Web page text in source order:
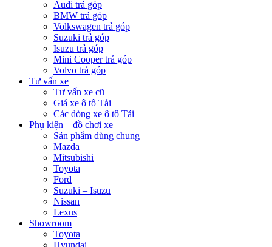
Audi trả góp
BMW trả góp
Volkswagen trả góp
Suzuki trả góp
Isuzu trả góp
Mini Cooper trả góp
Volvo trả góp
Tư vấn xe
Tư vấn xe cũ
Giá xe ô tô Tải
Các dòng xe ô tô Tải
Phụ kiện – đồ chơi xe
Sản phẩm dùng chung
Mazda
Mitsubishi
Toyota
Ford
Suzuki – Isuzu
Nissan
Lexus
Showroom
Toyota
Hyundai